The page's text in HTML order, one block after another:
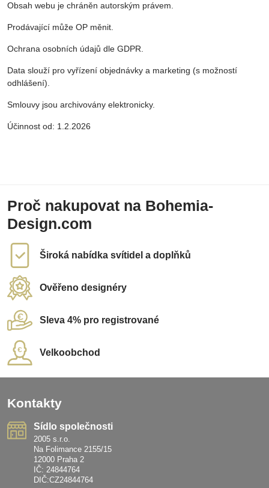
Obsah webu je chráněn autorským právem.
Prodávající může OP měnit.
Ochrana osobních údajů dle GDPR.
Data slouží pro vyřízení objednávky a marketing (s možností
odhlášení).
Smlouvy jsou archivovány elektronicky.
Účinnost od: 1.2.2026
Proč nakupovat na Bohemia-
Design.com
Široká nabídka svítidel a doplňků
Ověřeno designéry
Sleva 4% pro registrované
Velkoobchod
Kontakty
Sídlo společnosti
2005 s.r.o.
Na Folimance 2155/15
12000 Praha 2
IČ: 24844764
DIČ:CZ24844764